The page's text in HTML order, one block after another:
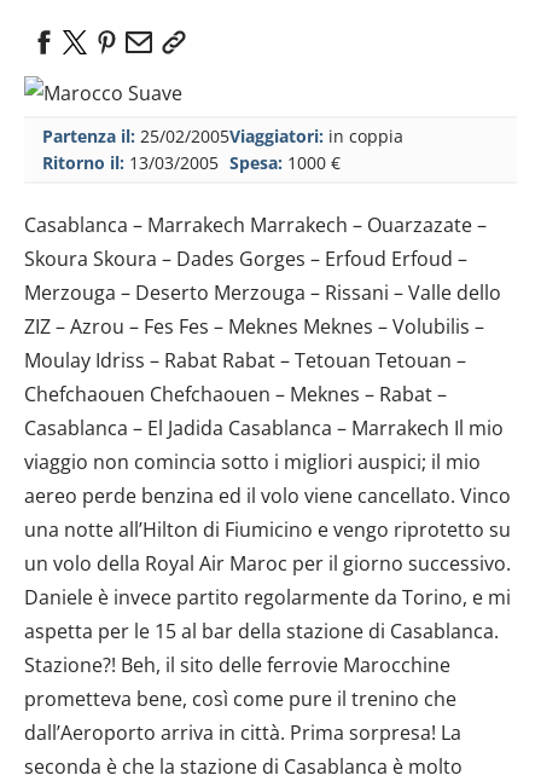
Partenza il: 25/02/2005
Ritorno il: 13/03/2005
Viaggiatori: in coppia
Spesa: 1000 €
Casablanca – Marrakech Marrakech – Ouarzazate –
Skoura Skoura – Dades Gorges – Erfoud Erfoud –
Merzouga – Deserto Merzouga – Rissani – Valle dello
ZIZ – Azrou – Fes Fes – Meknes Meknes – Volubilis –
Moulay Idriss – Rabat Rabat – Tetouan Tetouan –
Chefchaouen Chefchaouen – Meknes – Rabat –
Casablanca – El Jadida Casablanca – Marrakech Il mio
viaggio non comincia sotto i migliori auspici; il mio
aereo perde benzina ed il volo viene cancellato. Vinco
una notte all’Hilton di Fiumicino e vengo riprotetto su
un volo della Royal Air Maroc per il giorno successivo.
Daniele è invece partito regolarmente da Torino, e mi
aspetta per le 15 al bar della stazione di Casablanca.
Stazione?! Beh, il sito delle ferrovie Marocchine
prometteva bene, così come pure il trenino che
dall’Aeroporto arriva in città. Prima sorpresa! La
seconda è che la stazione di Casablanca è molto